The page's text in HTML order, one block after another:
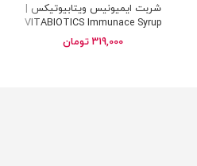
شربت ایمیونیس ویتابیوتیکس |
VITABIOTICS Immunace Syrup
319,000 تومان